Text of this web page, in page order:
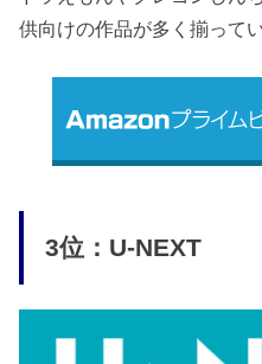
供向けの作品が多く揃って
3位：U-NEXT